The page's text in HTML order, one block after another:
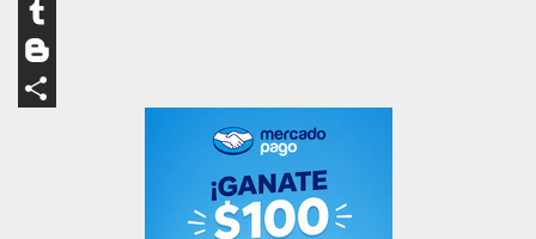
LinkedIn
Tumblr
Blogger